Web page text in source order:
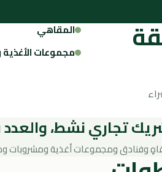
المقاهي
مجموعات
تجاري نشط، والعدد
وفنادق ومجموعات أغذية ومشروبات